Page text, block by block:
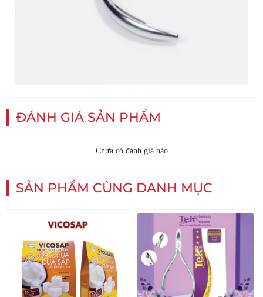
ĐÁNH GIÁ SẢN PHẨM
Chưa có đánh giá nào
SẢN PHẨM CÙNG DANH MỤC